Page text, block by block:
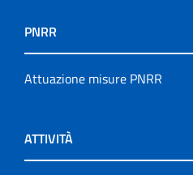
PNRR
Attuazione misure PNRR
ATTIVITÀ